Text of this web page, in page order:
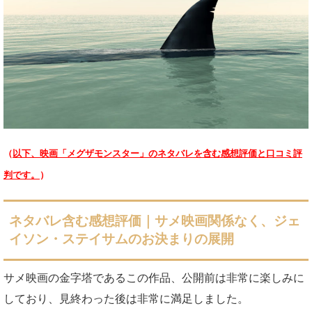
（ 以下、映画「メグザモンスター」のネタバレを含む感想評価と口コミ評
判です。 ）
ネタバレ含む感想評価｜サメ映画関係なく、ジェ
イソン・ステイサムのお決まりの展開
サメ映画の金字塔であるこの作品、公開前は非常に楽しみに
しており、見終わった後は非常に満足しました。